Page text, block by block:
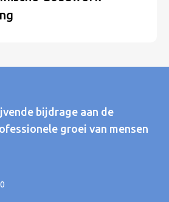
bijdrage aan de
groei van mensen